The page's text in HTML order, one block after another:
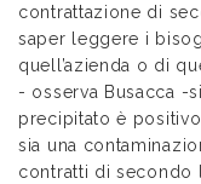
contrattazione di
saper leggere i
quell’azienda o di
- osserva Busacca -
precipitato è
sia una
contratti di secondo